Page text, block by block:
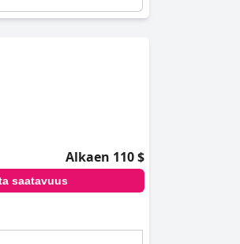
Alkaen 110 $
saatavuus